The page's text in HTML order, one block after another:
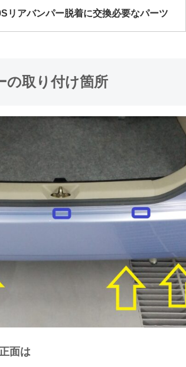
リアバンパー脱着に交換必要なパーツ
の取り付け箇所
面は